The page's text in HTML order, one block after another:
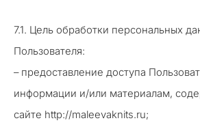
7.1. Цель обработки персональных
Пользователя:
– предоставление доступа
информации и/или материалам,
сайте http://maleevaknits.ru;